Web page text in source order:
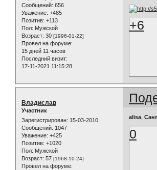
Сообщений: 656
Уважение: +485
Позитив: +113
Пол: Мужской
Возраст: 30 [1996-01-22]
Провел на форуме:
15 дней 11 часов
Последний визит:
17-11-2021 11:15:28
+6
Владислав
Участник
Зарегистрирован: 15-03-2010
Сообщений: 1047
Уважение: +425
Позитив: +1020
Пол: Мужской
Возраст: 57 [1968-10-24]
Провел на форуме:
alisa ,
0